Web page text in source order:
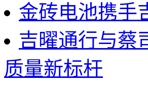
金砖电池携手
吉曜通行与蔡
质量新标杆